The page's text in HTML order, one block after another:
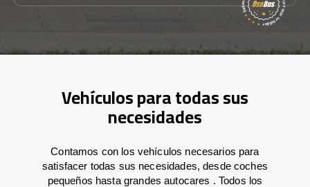
Vehículos para todas sus
necesidades
Contamos con los vehículos necesarios para
satisfacer todas sus necesidades, desde coches
pequeños hasta grandes autocares . Todos los